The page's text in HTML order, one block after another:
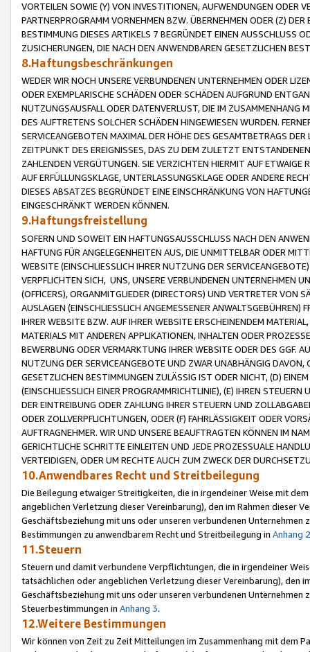
VORTEILEN SOWIE (Y) VON INVESTITIONEN, AUFWENDUNGEN ODER
PARTNERPROGRAMM VORNEHMEN BZW. ÜBERNEHMEN ODER (Z)
BESTIMMUNG DIESES ARTIKELS 7 BEGRÜNDET EINEN AUSSCHLUSS
ZUSICHERUNGEN, DIE NACH DEN ANWENDBAREN GESETZLICHEN
8.Haftungsbeschränkungen
WEDER WIR NOCH UNSERE VERBUNDENEN UNTERNEHMEN ODER
ODER EXEMPLARISCHE SCHÄDEN ODER SCHÄDEN AUFGRUND
NUTZUNGSAUSFALL ODER DATENVERLUST, DIE IM ZUSAMMENHANG
DES AUFTRETENS SOLCHER SCHÄDEN HINGEWIESEN WURDEN.
SERVICEANGEBOTEN MAXIMAL DER HÖHE DES GESAMTBETRAGS
ZEITPUNKT DES EREIGNISSES, DAS ZU DEM ZULETZT
ZAHLENDEN VERGÜTUNGEN. SIE VERZICHTEN HIERMIT AUF
AUF ERFÜLLUNGSKLAGE, UNTERLASSUNGSKLAGE ODER ANDERE
DIESES ABSATZES BEGRÜNDET EINE EINSCHRÄNKUNG VON
EINGESCHRÄNKT WERDEN KÖNNEN.
9.Haftungsfreistellung
SOFERN UND SOWEIT EIN HAFTUNGSAUSSCHLUSS NACH DEN
HAFTUNG FÜR ANGELEGENHEITEN AUS, DIE UNMITTELBAR ODER
WEBSITE (EINSCHLIESSLICH IHRER NUTZUNG DER
VERPFLICHTEN SICH, UNS, UNSERE VERBUNDENEN UNTERNEHMEN
(OFFICERS), ORGANMITGLIEDER (DIRECTORS) UND VERTRETER VON
AUSLAGEN (EINSCHLIESSLICH ANGEMESSENER
IHRER WEBSITE BZW. AUF IHRER WEBSITE ERSCHEINENDEM
MATERIALS MIT ANDEREN APPLIKATIONEN, INHALTEN ODER
BEWERBUNG ODER VERMARKTUNG IHRER WEBSITE ODER DES GGF.
NUTZUNG DER SERVICEANGEBOTE UND ZWAR UNABHÄNGIG
GESETZLICHEN BESTIMMUNGEN ZULÄSSIG IST ODER NICHT, (D)
(EINSCHLIESSLICH EINER PROGRAMMRICHTLINIE), (E) IHREN
DER EINTREIBUNG ODER ZAHLUNG IHRER STEUERN UND
ODER ZOLLVERPFLICHTUNGEN, ODER (F) FAHRLÄSSIGKEIT ODER
AUFTRAGNEHMER. WIR UND UNSERE BEAUFTRAGTEN KÖNNEN IM
GERICHTLICHE SCHRITTE EINLEITEN UND JEDE PROZESSUALE
VERTEIDIGEN, ODER UM RECHTE AUCH ZUM ZWECK DER
10.Anwendbares Recht und Streitbeilegung
Die Beilegung etwaiger Streitigkeiten, die in irgendeiner Weise mit
angeblichen Verletzung dieser Vereinbarung), den im Rahmen dieser
Geschäftsbeziehung mit uns oder unseren verbundenen
Bestimmungen zu anwendbarem Recht und Streitbeilegung in Anhang 2
11.Steuern
Steuern und damit verbundene Verpflichtungen, die in irgendeiner
tatsächlichen oder angeblichen Verletzung dieser Vereinbarung), den
Geschäftsbeziehung mit uns oder unseren verbundenen
Steuerbestimmungen in Anhang 3.
12.Weitere Bestimmungen
Wir können von Zeit zu Zeit Mitteilungen im Zusammenhang mit dem